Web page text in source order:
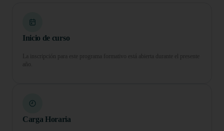
Inicio de curso
La inscripción para este programa formativo está abierta durante el presente
año.
Carga Horaria